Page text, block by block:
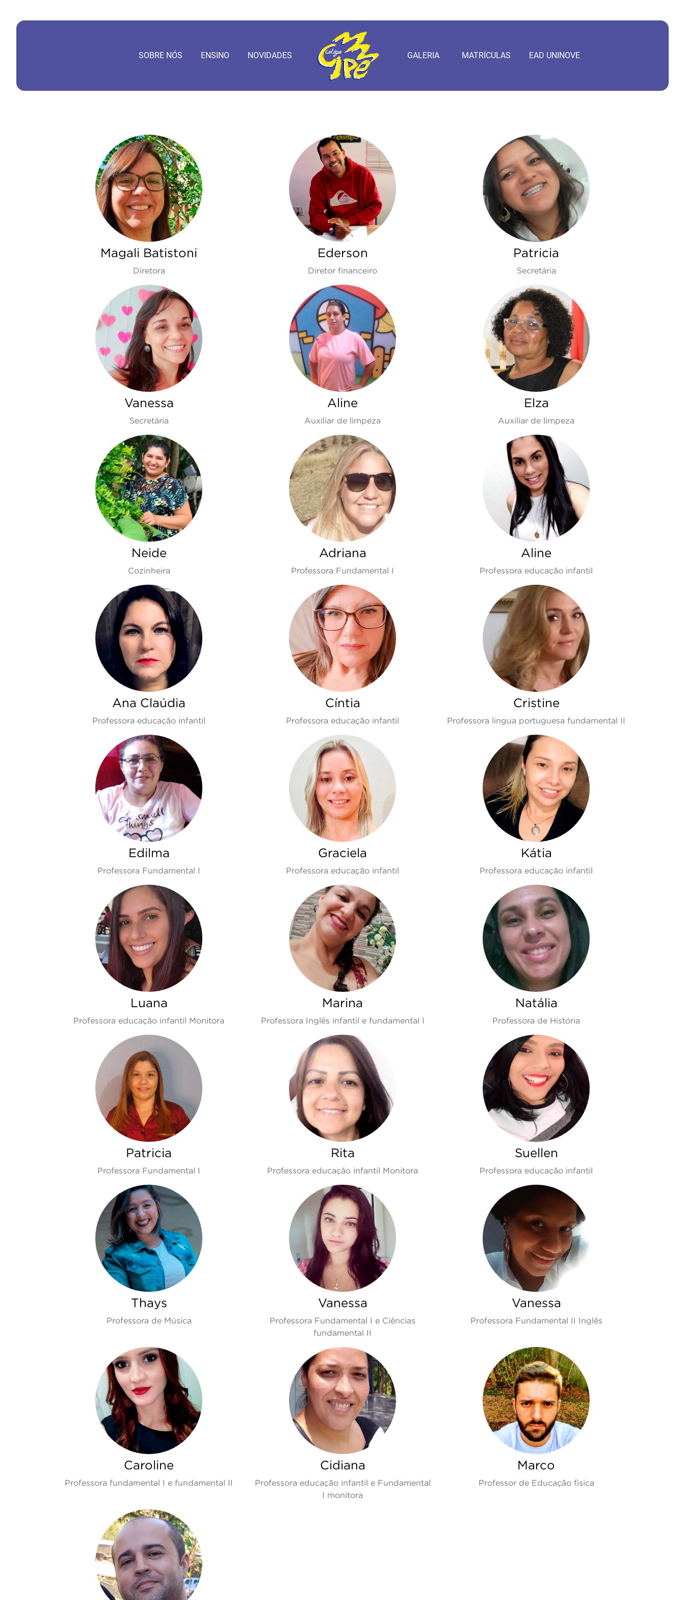
SOBRE NÓS ENSINO NOVIDADES GALERIA MATRÍCULAS EAD UNINOVE
Magali Batistoni
Diretora
Ederson
Diretor financeiro
Patricia
Secretária
Vanessa
Secretária
Aline
Auxiliar de limpeza
Elza
Auxiliar de limpeza
Neide
Cozinheira
Adriana
Professora Fundamental I
Aline
Professora educação infantil
Ana Claúdia
Professora educação infantil
Cíntia
Professora educação infantil
Cristine
Professora lingua portuguesa fundamental II
Edilma
Professora Fundamental I
Graciela
Professora educação infantil
Kátia
Professora educação infantil
Luana
Professora educação infantil Monitora
Marina
Professora Inglês infantil e fundamental I
Natália
Professora de História
Patricia
Professora Fundamental I
Rita
Professora educação infantil Monitora
Suellen
Professora educação infantil
Thays
Professora de Música
Vanessa
Professora Fundamental I e Ciências
fundamental II
Vanessa
Professora Fundamental II Inglês
Caroline
Professora fundamental I e fundamental II
Cidiana
Professora educação infantil e Fundamental
I monitora
Marco
Professor de Educação fisica